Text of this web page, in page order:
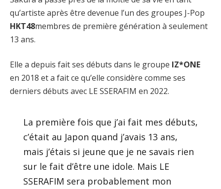
qu’artiste après être devenue l’un des groupes J-Pop
HKT48membres de première génération à seulement
13 ans.
Elle a depuis fait ses débuts dans le groupe IZ*ONE
en 2018 et a fait ce qu’elle considère comme ses
derniers débuts avec LE SSERAFIM en 2022.
La première fois que j’ai fait mes débuts,
c’était au Japon quand j’avais 13 ans,
mais j’étais si jeune que je ne savais rien
sur le fait d’être une idole. Mais LE
SSERAFIM sera probablement mon